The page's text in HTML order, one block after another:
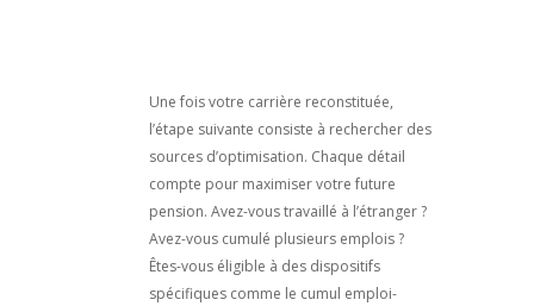
Une fois votre carrière reconstituée,
l’étape suivante consiste à rechercher des
sources d’optimisation. Chaque détail
compte pour maximiser votre future
pension. Avez-vous travaillé à l’étranger ?
Avez-vous cumulé plusieurs emplois ?
Êtes-vous éligible à des dispositifs
spécifiques comme le cumul emploi-